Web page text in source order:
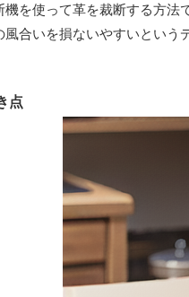
を使って革を裁断する方
合いを損ないやすいという
点